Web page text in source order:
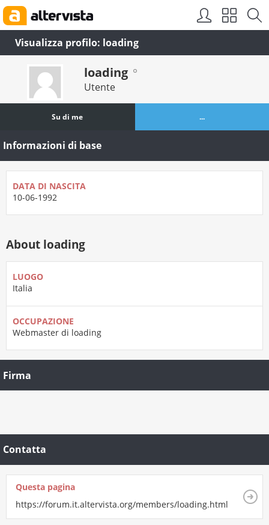
Visualizza profilo: loading
loading
Utente
Su di me ...
Informazioni di base
DATA DI NASCITA
10-06-1992
About loading
LUOGO
Italia
OCCUPAZIONE
Webmaster di loading
Firma
Contatta
Questa pagina
https://forum.it.altervista.org/members/loading.html